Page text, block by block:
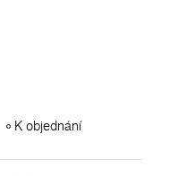
K objednání